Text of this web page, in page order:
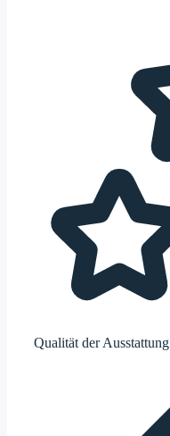
Qualität der Ausstattung